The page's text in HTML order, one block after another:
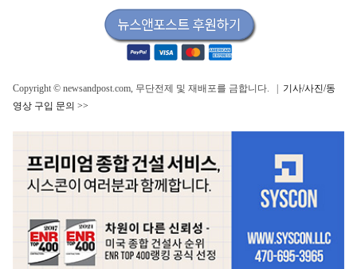
Copyright © newsandpost.com, 무단전제 및 재배포를 금합니다. | 기사/사진/동
영상 구입 문의 >>